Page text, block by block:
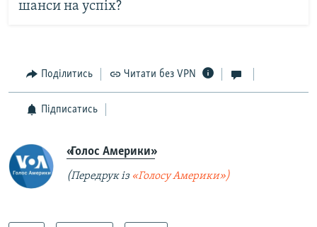
шанси на успіх?
Поділитись Читати без VPN
Підписатись
«Голос Америки»
(Передрук із «Голосу Америки»)